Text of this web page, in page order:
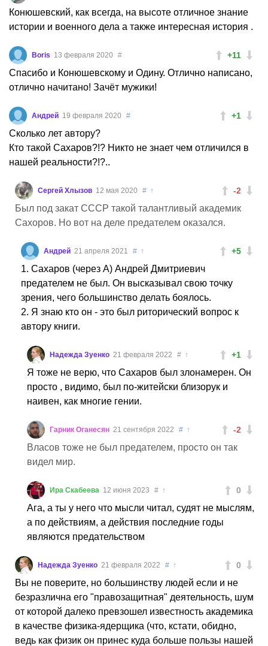
Конюшевский, как всегда, на высоте отличное знание
истории и военного дела а также интересная история .
+11
Boris 13 февраля 2020 #
Спасибо и Конюшевскому и Одину. Отлично написано,
отлично начитано! Зачёт мужики!
+1
Андрей 19 февраля 2020 #
Сколько лет автору?
Кто такой Сахаров?!? Никто не знает чем отличился в
нашей реальности?!?..
-2
Сергей Хлызов 12 мая 2020 # ↑
Был под закат СССР такой талантливый академик
Сахоров. Но вот на деле предателем оказался.
+5
Андрей 21 апреля 2021 # ↑
1. Сахаров (через А) Андрей Дмитриевич
предателем не был. Он высказывал свою точку
зрения, чего большинство делать боялось.
2. Я знаю кто он - это был риторический вопрос к
автору книги.
+1
Надежда Зуенко 21 февраля 2022 # ↑
Я тоже не верю, что Сахаров был злонамерен. Он
просто , видимо, был по-житейски близорук и
наивен, как многие гении.
-2
Гарник Оганесян 21 сентября 2022 # ↑
Власов тоже не был предателем, просто он так
видел мир.
0
Ира Скабеева 12 июня 2023 # ↑
Ага, а ты у него что мысли читал, судят не мыслям,
а по действиям, а действия последние годы
являются предательством
0
Надежда Зуенко 21 февраля 2022 # ↑
Вы не поверите, но большинству людей если и не
безразлична его "правозащитная" деятельность, шум
от которой далеко превзошел известность академика
в качестве физика-ядерщика (что, кстати, обидно,
ведь как физик он принес куда больше пользы нашей